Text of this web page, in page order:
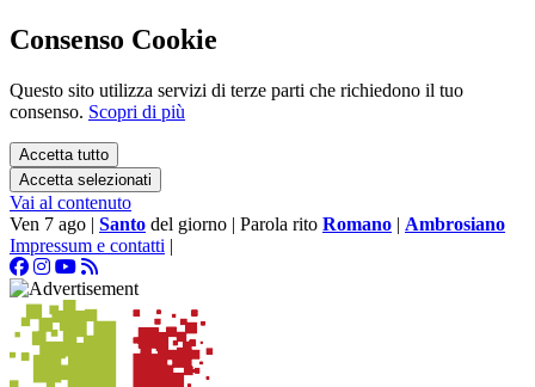
Consenso Cookie
Questo sito utilizza servizi di terze parti che richiedono il tuo
consenso. Scopri di più
Accetta tutto
Accetta selezionati
Vai al contenuto
Ven 7 ago | Santo del giorno | Parola rito Romano | Ambrosiano
Impressum e contatti |